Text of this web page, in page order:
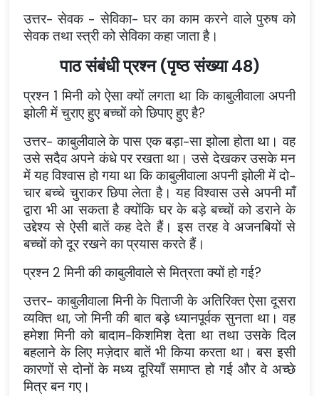
उत्तर- सेवक - सेविका- घर का काम करने वाले पुरुष को
सेवक तथा स्त्री को सेविका कहा जाता है।
पाठ संबंधी प्रश्न (पृष्ठ संख्या 48)
प्रश्न 1 मिनी को ऐसा क्यों लगता था कि काबुलीवाला अपनी
झोली में चुराए हुए बच्चों को छिपाए हुए है?
उत्तर- काबुलीवाले के पास एक बड़ा-सा झोला होता था। वह
उसे सदैव अपने कंधे पर रखता था। उसे देखकर उसके मन
में यह विश्वास हो गया था कि काबुलीवाला अपनी झोली में दो-
चार बच्चे चुराकर छिपा लेता है। यह विश्वास उसे अपनी माँ
द्वारा भी आ सकता है क्योंकि घर के बड़े बच्चों को डराने के
उद्देश्य से ऐसी बातें कह देते हैं। इस तरह वे अजनबियों से
बच्चों को दूर रखने का प्रयास करते हैं।
प्रश्न 2 मिनी की काबुलीवाले से मित्रता क्यों हो गई?
उत्तर- काबुलीवाला मिनी के पिताजी के अतिरिक्त ऐसा दूसरा
व्यक्ति था, जो मिनी की बात बड़े ध्यानपूर्वक सुनता था। वह
हमेशा मिनी को बादाम-किशमिश देता था तथा उसके दिल
बहलाने के लिए मज़ेदार बातें भी किया करता था। बस इसी
कारणों से दोनों के मध्य दूरियाँ समाप्त हो गई और वे अच्छे
मित्र बन गए।